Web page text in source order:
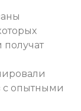
с опытными